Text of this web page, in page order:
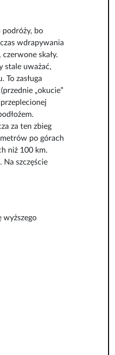
podróży, bo
wdrapywania
skały.
stale uważać,
zasługa
„okucie”
za ten zbieg
po górach
niż 100 km.
Na szczęście
wyższego